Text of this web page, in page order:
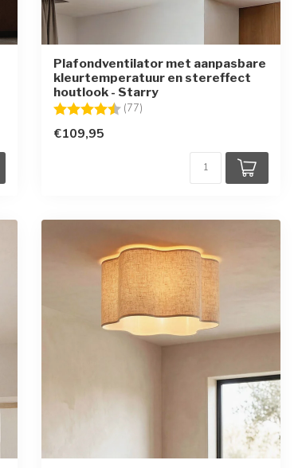
Plafondventilator met aanpasbare
kleurtemperatuur en stereffect
houtlook - Starry
Beoordeling: (77)
€109,95